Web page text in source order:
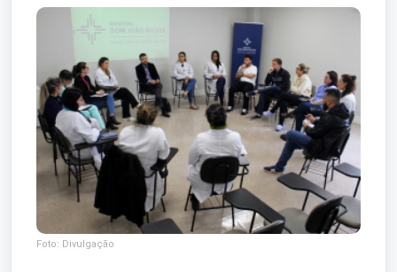
Foto: Divulgação